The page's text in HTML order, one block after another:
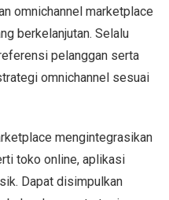
omnichannel marketplace
berkelanjutan. Selalu
pelanggan serta
omnichannel sesuai
mengintegrasikan
toko online, aplikasi
Dapat disimpulkan